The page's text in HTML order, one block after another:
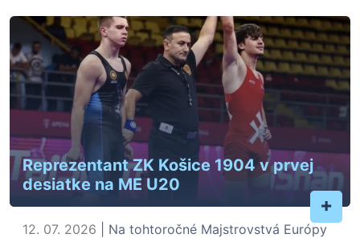
Reprezentant ZK Košice 1904 v prvej
desiatke na ME U20
+
12. 07. 2026 | Na tohtoročné Majstrovstvá Európy